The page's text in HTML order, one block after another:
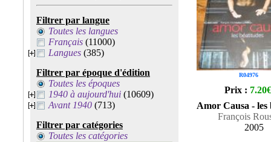
Filtrer par langue
Toutes les langues
Français (11000)
Langues (385)
Filtrer par époque d'édition
Toutes les époques
1940 à aujourd'hui (10609)
Avant 1940 (713)
Filtrer par catégories
Toutes les catégories
R04976
Prix : 7.20€
Amor Causa - les
François
2005